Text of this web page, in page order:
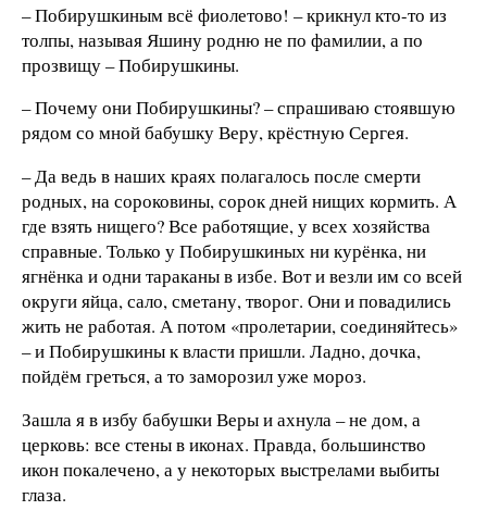
– Побирушкиным всё фиолетово! – крикнул кто-то из
толпы, называя Яшину родню не по фамилии, а по
прозвищу – Побирушкины.
– Почему они Побирушкины? – спрашиваю стоявшую
рядом со мной бабушку Веру, крёстную Сергея.
– Да ведь в наших краях полагалось после смерти
родных, на сороковины, сорок дней нищих кормить. А
где взять нищего? Все работящие, у всех хозяйства
справные. Только у Побирушкиных ни курёнка, ни
ягнёнка и одни тараканы в избе. Вот и везли им со всей
округи яйца, сало, сметану, творог. Они и повадились
жить не работая. А потом «пролетарии, соединяйтесь»
– и Побирушкины к власти пришли. Ладно, дочка,
пойдём греться, а то заморозил уже мороз.
Зашла я в избу бабушки Веры и ахнула – не дом, а
церковь: все стены в иконах. Правда, большинство
икон покалечено, а у некоторых выстрелами выбиты
глаза.